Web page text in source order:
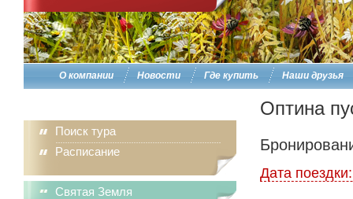
О компании Новости Где купить Наши друзья
Поиск тура
Расписание
Святая Земля
Оптина
Дата